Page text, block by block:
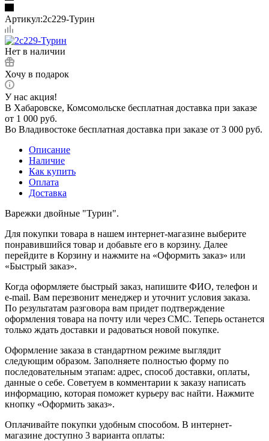
Артикул:2с229-Турин
Нет в наличии
Хочу в подарок
У нас акция!
В Хабаровске, Комсомольске бесплатная доставка при заказе
от 1 000 руб.
Во Владивостоке бесплатная доставка при заказе от 3 000 руб.
Описание
Наличие
Как купить
Оплата
Доставка
Варежки двойные "Турин".
Для покупки товара в нашем интернет-магазине выберите
понравившийся товар и добавьте его в корзину. Далее
перейдите в Корзину и нажмите на «Оформить заказ» или
«Быстрый заказ».
Когда оформляете быстрый заказ, напишите ФИО, телефон и
e-mail. Вам перезвонит менеджер и уточнит условия заказа.
По результатам разговора вам придет подтверждение
оформления товара на почту или через СМС. Теперь останется
только ждать доставки и радоваться новой покупке.
Оформление заказа в стандартном режиме выглядит
следующим образом. Заполняете полностью форму по
последовательным этапам: адрес, способ доставки, оплаты,
данные о себе. Советуем в комментарии к заказу написать
информацию, которая поможет курьеру вас найти. Нажмите
кнопку «Оформить заказ».
Оплачивайте покупки удобным способом. В интернет-
магазине доступно 3 варианта оплаты: